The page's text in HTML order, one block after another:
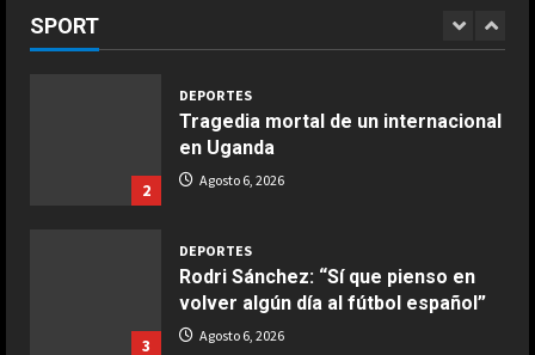
COCINA
Ensalada de espinacas deliciosa
COCINA
aire
SPORT
2
DEPORTES
Tragedia mortal de un internacional
en Uganda
Agosto 6, 2026
3
DEPORTES
Rodri Sánchez: “Sí que pienso en
volver algún día al fútbol español”
Agosto 6, 2026